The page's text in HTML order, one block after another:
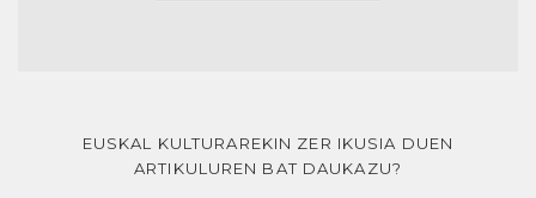
EUSKAL KULTURAREKIN ZER IKUSIA DUEN
ARTIKULUREN BAT DAUKAZU?